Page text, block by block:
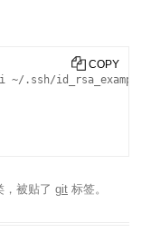
i ~/.ssh/
COPY
，被贴了 git 标签。